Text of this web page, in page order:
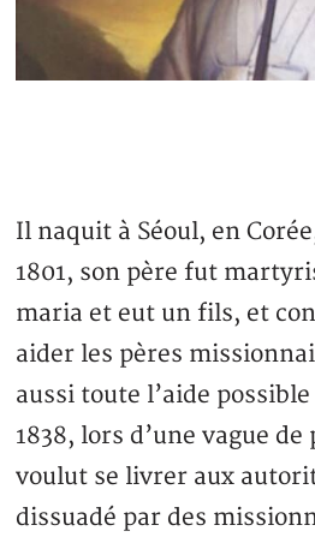
Il naquit à Séoul, en
1801, son père fut
maria et eut un fils, et
aider les pères
aussi toute l’aide
1838, lors d’une vague
voulut se livrer aux
dissuadé par des